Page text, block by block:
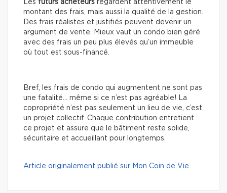
Les futurs acheteurs regardent attentivement le
montant des frais, mais aussi la qualité de la gestion.
Des frais réalistes et justifiés peuvent devenir un
argument de vente. Mieux vaut un condo bien géré
avec des frais un peu plus élevés qu’un immeuble
où tout est sous-financé.
Bref, les frais de condo qui augmentent ne sont pas
une fatalité… même si ce n’est pas agréable! La
copropriété n’est pas seulement un lieu de vie, c’est
un projet collectif. Chaque contribution entretient
ce projet et assure que le bâtiment reste solide,
sécuritaire et accueillant pour longtemps.
Article originalement publié sur Mon Coin de Vie